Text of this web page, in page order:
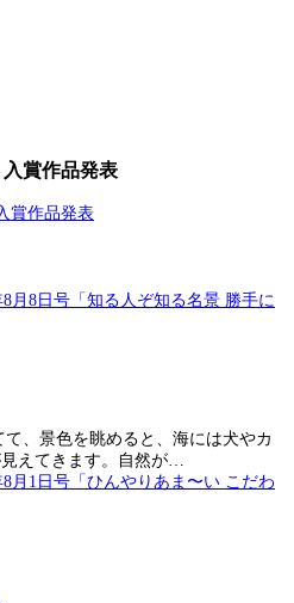
賞作品発表
、景色を眺めると、海には犬やカ
えてきます。自然が…